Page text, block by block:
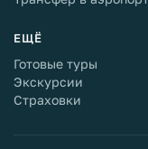
ЕЩЁ
Готовые туры
Экскурсии
Страховки